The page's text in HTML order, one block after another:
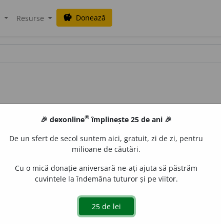
Resurse savings Donează
🎉 dexonline® împlinește 25 de ani 🎉
De un sfert de secol suntem aici, gratuit, zi de zi, pentru
milioane de căutări.
Cu o mică donație aniversară ne-ați ajuta să păstrăm
cuvintele la îndemâna tuturor și pe viitor.